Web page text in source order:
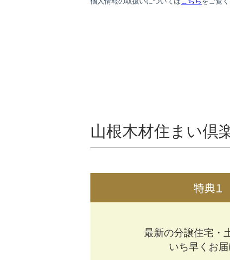
山根木材住まい倶
特典１
最新の分譲住宅・
いち早くお届